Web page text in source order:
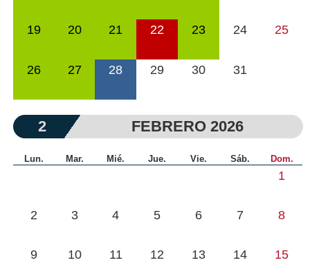
19 20 21 22 23 24 25
26 27 28 29 30 31
2 FEBRERO 2026
Lun. Mar. Mié. Jue. Vie. Sáb. Dom.
1
2 3 4 5 6 7 8
9 10 11 12 13 14 15